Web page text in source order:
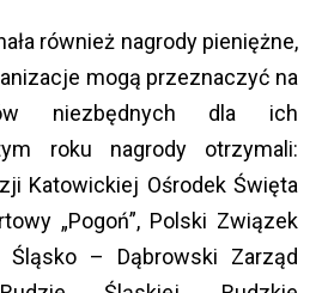
również nagrody pieniężne,
mogą przeznaczyć na
niezbędnych dla ich
roku nagrody otrzymali:
Katowickiej Ośrodek Święta
„Pogoń”, Polski Związek
Śląsko – Dąbrowski Zarząd